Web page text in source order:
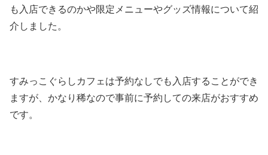
も入店できるのかや限定メニューやグッズ情報について紹
介しました。
すみっこぐらしカフェは予約なしでも入店することができ
ますが、かなり稀なので事前に予約しての来店がおすすめ
です。